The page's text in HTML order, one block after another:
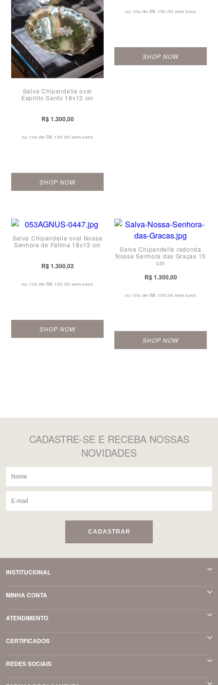
Salva Chipandelle oval
Espírito Santo 18x13 cm
R$ 1.300,00
ou 10x de R$ 130,00 sem juros
SHOP NOW
ou 10x de R$ 130,00 sem juros
SHOP NOW
Salva Chipandelle oval Nossa
Senhora de Fátima 18x13 cm
R$ 1.300,02
ou 10x de R$ 130,00 sem juros
SHOP NOW
Salva Chipandelle redonda
Nossa Senhora das Graças 15
cm
R$ 1.300,00
ou 10x de R$ 130,00 sem juros
SHOP NOW
CADASTRE-SE E RECEBA NOSSAS
NOVIDADES
CADASTRAR
INSTITUCIONAL
MINHA CONTA
ATENDIMENTO
CERTIFICADOS
REDES SOCIAIS